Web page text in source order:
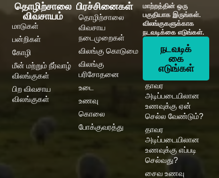
தொழிற்சாலை
விவசாயம்
மாடுகள்
பன்றிகள்
கோழி
மீன் மற்றும் நீர்வாழ்
விலங்குகள்
பிற விவசாய
விலங்குகள்
பிரச்சினைகள்
தொழிற்சாலை
விவசாய
நடைமுறைகள்
விலங்கு கொடுமை
விலங்கு
பரிசோதனை
உடை
உணவு
கொலை
போக்குவரத்து
மாற்றத்தின் ஒரு
பகுதியாக இருங்கள்.
விலங்குகளுக்காக
நடவடிக்கை எடுங்கள்.
நடவடிக்
கை
எடுங்கள்
தாவர
அடிப்படையிலான
உணவுக்கு ஏன்
செல்ல வேண்டும்?
தாவர
அடிப்படையிலான
உணவுக்கு எப்படி
செல்வது?
சைவ உணவு